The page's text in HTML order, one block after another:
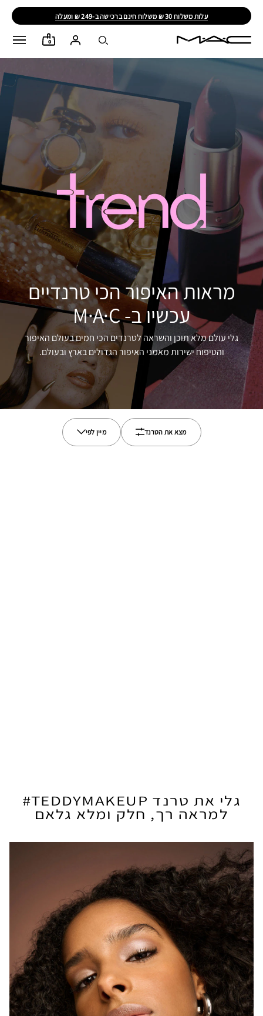
עלות משלוח 30 ₪ משלוח חינם ברכישה ב-249 ₪ ומעלה
0
מראות האיפור הכי טרנדיים
עכשיו ב- M·A·C
גלי עולם מלא תוכן והשראה לטרנדים הכי חמים בעולם האיפור
והטיפוח ישירות מאמני האיפור הגדולים בארץ ובעולם.
מצא את הטרנד מיין לפי
גלי את טרנד TEDDYMAKEUP#
למראה רך, חלק ומלא גלאם